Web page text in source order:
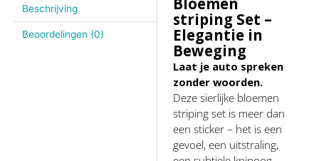
Beschrijving
Beoordelingen (0)
striping Set –
Elegantie in
Beweging
Laat je auto spreken
zonder woorden.
Deze sierlijke bloemen
striping set is meer dan
een sticker – het is een
gevoel, een uitstraling,